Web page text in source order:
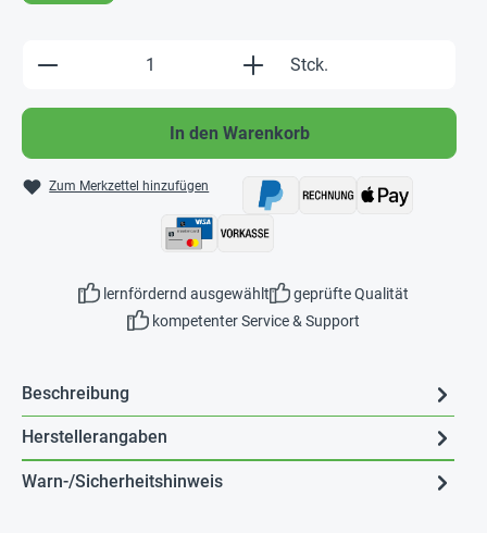
Produkt Anzahl: Gib den gewünschten
Stck.
In den Warenkorb
Zum Merkzettel hinzufügen
lernfördernd ausgewählt
geprüfte Qualität
kompetenter Service & Support
Beschreibung
Herstellerangaben
Warn-/Sicherheitshinweis